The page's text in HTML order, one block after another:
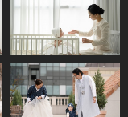
시그니처파티플레
이스(금정)
시그니처파티플레
이스(부천)